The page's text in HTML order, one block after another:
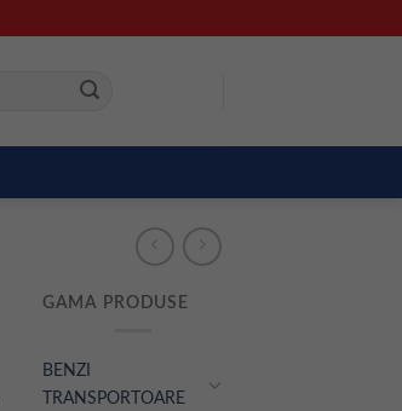
GAMA PRODUSE
BENZI
TRANSPORTOARE